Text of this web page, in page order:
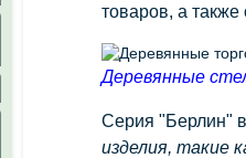
товаров, а
Деревянные
Серия "Берлин"
изделия, такие